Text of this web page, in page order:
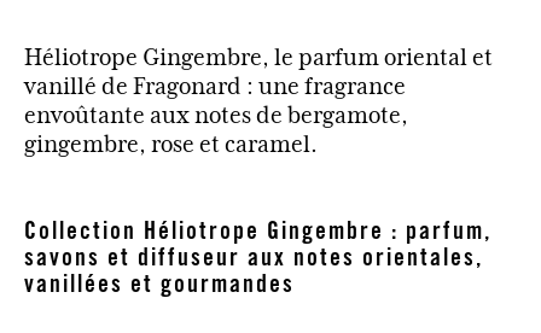
Héliotrope Gingembre, le parfum oriental et
vanillé de Fragonard : une fragrance
envoûtante aux notes de bergamote,
gingembre, rose et caramel.
Collection Héliotrope Gingembre : parfum,
savons et diffuseur aux notes orientales,
vanillées et gourmandes